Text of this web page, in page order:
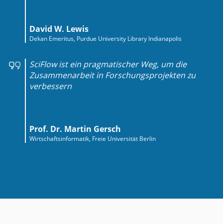
David W. Lewis
Dekan Emeritus, Purdue University Library Indianapolis
SciFlow ist ein pragmatischer Weg, um die
Zusammenarbeit in Forschungsprojekten zu
verbessern
Prof. Dr. Martin Gersch
Wirtschaftsinformatik, Freie Universität Berlin